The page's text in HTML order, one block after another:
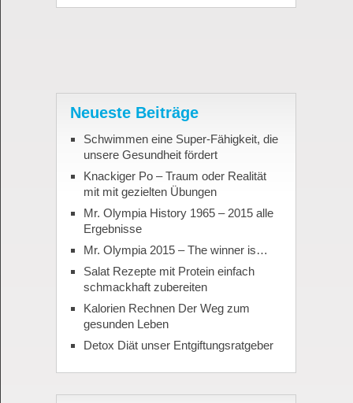
Neueste Beiträge
Schwimmen eine Super-Fähigkeit, die
unsere Gesundheit fördert
Knackiger Po – Traum oder Realität
mit mit gezielten Übungen
Mr. Olympia History 1965 – 2015 alle
Ergebnisse
Mr. Olympia 2015 – The winner is…
Salat Rezepte mit Protein einfach
schmackhaft zubereiten
Kalorien Rechnen Der Weg zum
gesunden Leben
Detox Diät unser Entgiftungsratgeber